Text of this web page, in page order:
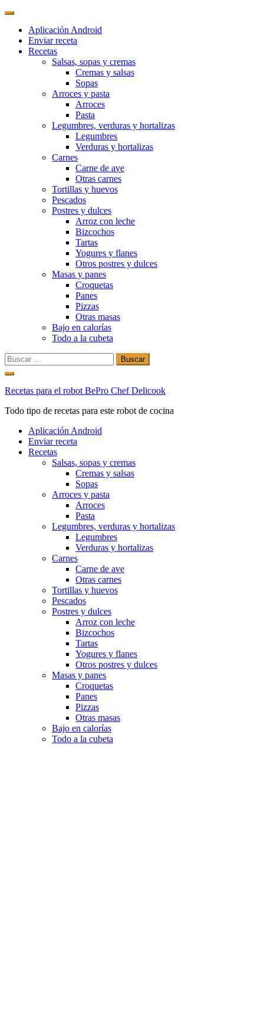
Aplicación Android
Enviar receta
Recetas
Salsas, sopas y cremas
Cremas y salsas
Sopas
Arroces y pasta
Arroces
Pasta
Legumbres, verduras y hortalizas
Legumbres
Verduras y hortalizas
Carnes
Carne de ave
Otras carnes
Tortillas y huevos
Pescados
Postres y dulces
Arroz con leche
Bizcochos
Tartas
Yogures y flanes
Otros postres y dulces
Masas y panes
Croquetas
Panes
Pizzas
Otras masas
Bajo en calorías
Todo a la cubeta
Buscar:
Ir
contenido
Recetas para el robot BePro Chef Delicook
Todo tipo de recetas para este robot de cocina
Aplicación Android
Enviar receta
Recetas
Salsas, sopas y cremas
Cremas y salsas
Sopas
Arroces y pasta
Arroces
Pasta
Legumbres, verduras y hortalizas
Legumbres
Verduras y hortalizas
Carnes
Carne de ave
Otras carnes
Tortillas y huevos
Pescados
Postres y dulces
Arroz con leche
Bizcochos
Tartas
Yogures y flanes
Otros postres y dulces
Masas y panes
Croquetas
Panes
Pizzas
Otras masas
Bajo en calorías
Todo a la cubeta